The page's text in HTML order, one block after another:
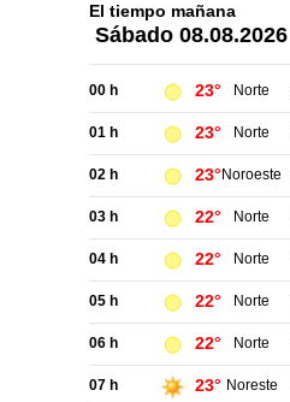
El tiempo mañana
Sábado 08.08.2026
00 h 23° Norte
01 h 23° Norte
02 h 23° Noroeste
03 h 22° Norte
04 h 22° Norte
05 h 22° Norte
06 h 22° Norte
07 h 23° Noreste